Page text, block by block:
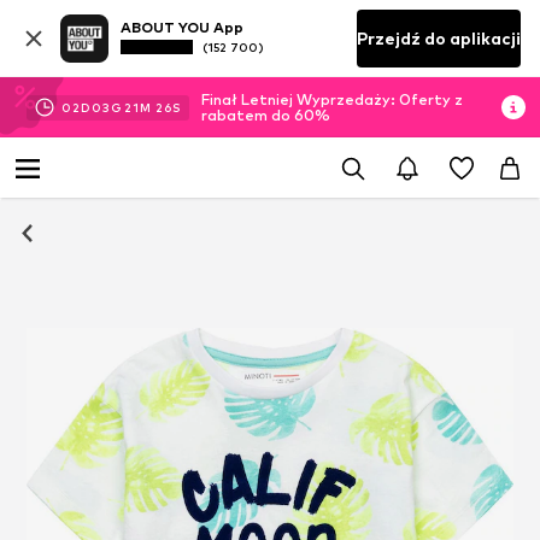
ABOUT YOU App
(152 700) Przejdź do aplikacji
02D 03 G 21M 25S
Finał Letniej Wyprzedaży: Oferty z
rabatem do 60%